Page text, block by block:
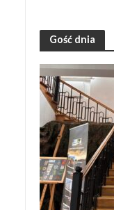
Gość dnia